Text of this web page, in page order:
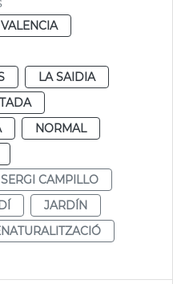
VALENCIA
LA SAIDIA
NORMAL
SERGI CAMPILLO
JARDÍN